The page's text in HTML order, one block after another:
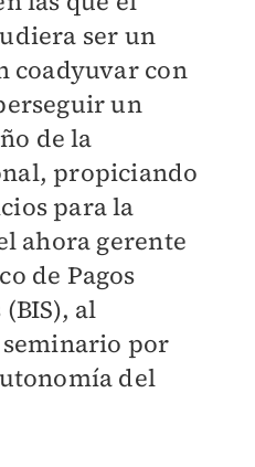
ser un
coadyuvar con
un
de la
propiciando
para la
ahora gerente
de Pagos
al
por
del